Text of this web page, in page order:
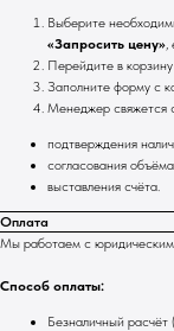
Выберите
«Запросить цену»,
Перейдите в
Заполните форму с
Менеджер свяжется
подтверждения
согласования
выставления счёта.
Оплата
Мы работаем с
Способ оплаты:
Безналичный